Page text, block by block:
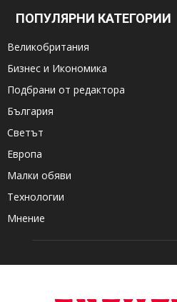
ПОПУЛЯРНИ КАТЕГОРИИ
Великобритания
Бизнес и Икономика
Подбрани от редактора
България
Светът
Европа
Малки обяви
Технологии
Мнение